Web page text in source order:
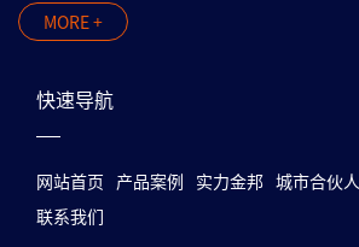
MORE +
快速导航
网站首页 产品案例 实力金邦 城市合伙人
联系我们